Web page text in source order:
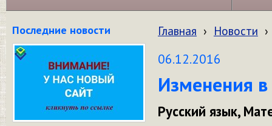
Последние новости Главная › Новости ›
06.12.2016
Изменения
Русский язык,